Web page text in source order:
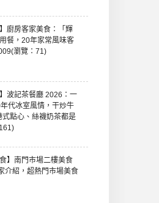
廚房客家美食：「輝
餐，20年家常風味客
瀏覽：71)
波記茶餐廳 2026：一
代冰室風情，干炒牛
點心、絲襪奶茶都是
】南門市場二樓美食
介紹，超熱門市場美食